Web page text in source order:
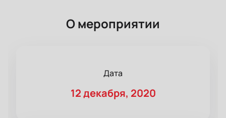
О мероприятии
Дата
12 декабря, 2020